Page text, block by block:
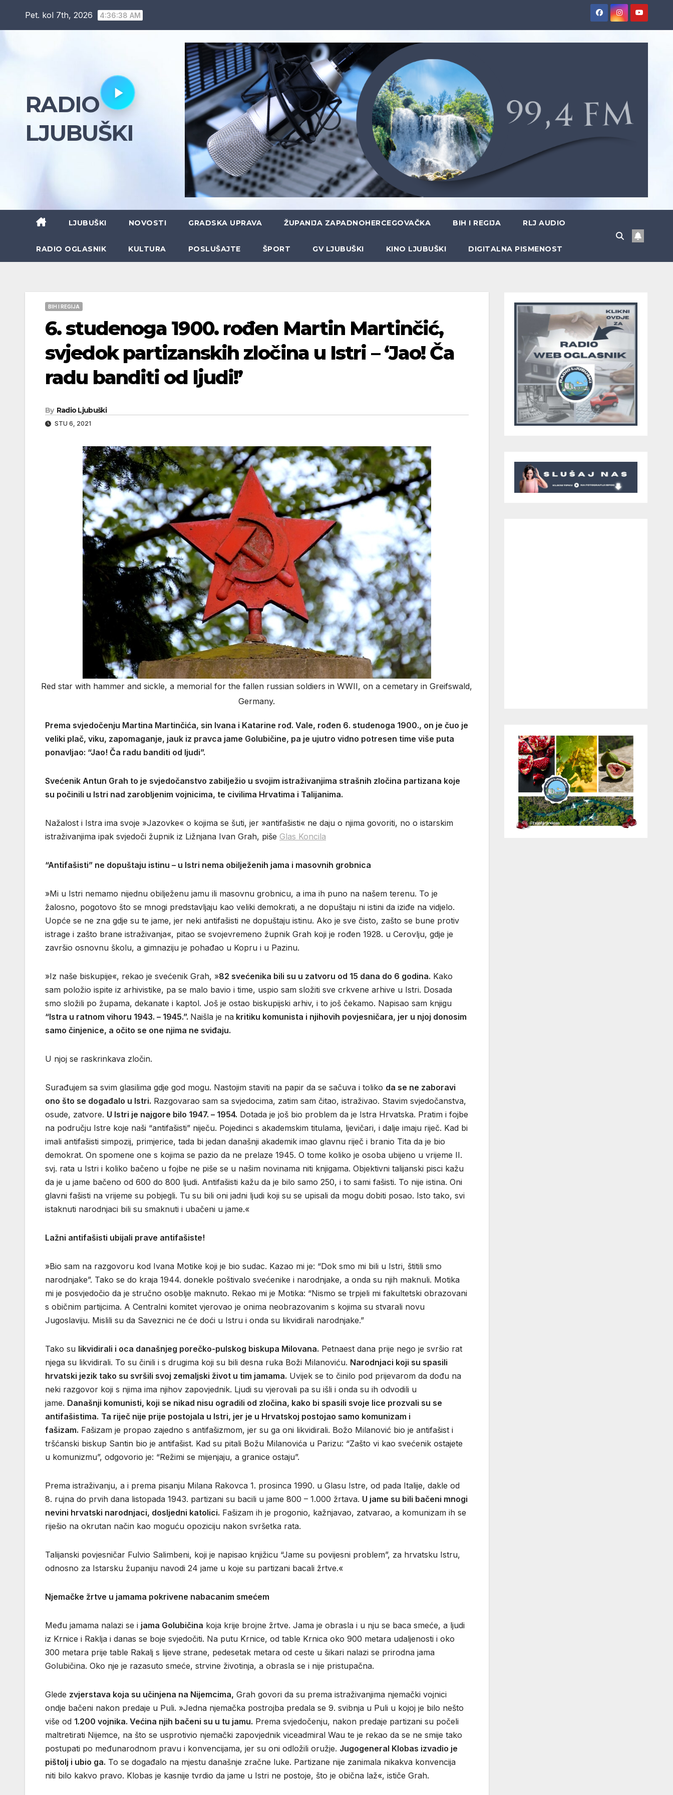
Pet. kol 7th, 2026 4:36:40 AM
RADIO
LJUBUŠKI
LJUBUŠKI NOVOSTI GRADSKA UPRAVA ŽUPANIJA ZAPADNOHERCEGOVAČKA BIH I REGIJA RLJ AUDIO
RADIO OGLASNIK KULTURA POSLUŠAJTE ŠPORT GV LJUBUŠKI KINO LJUBUŠKI DIGITALNA PISMENOST
BIH I REGIJA
6. studenoga 1900. rođen Martin Martinčić,
svjedok partizanskih zločina u Istri – ‘Jao! Ča
radu banditi od ljudi!’
By Radio Ljubuški
STU 6, 2021
Red star with hammer and sickle, a memorial for the fallen russian soldiers in WWII, on a cemetary in Greifswald,
Germany.
Prema svjedočenju Martina Martinčića, sin Ivana i Katarine rođ. Vale, rođen 6. studenoga 1900., on je čuo je
veliki plač, viku, zapomaganje, jauk iz pravca jame Golubičine, pa je ujutro vidno potresen time više puta
ponavljao: “Jao! Ča radu banditi od ljudi”.
Svećenik Antun Grah to je svjedočanstvo zabilježio u svojim istraživanjima strašnih zločina partizana koje
su počinili u Istri nad zarobljenim vojnicima, te civilima Hrvatima i Talijanima.
Nažalost i Istra ima svoje »Jazovke« o kojima se šuti, jer »antifašisti« ne daju o njima govoriti, no o istarskim
istraživanjima ipak svjedoči župnik iz Ližnjana Ivan Grah, piše Glas Koncila
“Antifašisti” ne dopuštaju istinu – u Istri nema obilježenih jama i masovnih grobnica
»Mi u Istri nemamo nijednu obilježenu jamu ili masovnu grobnicu, a ima ih puno na našem terenu. To je
žalosno, pogotovo što se mnogi predstavljaju kao veliki demokrati, a ne dopuštaju ni istini da iziđe na vidjelo.
Uopće se ne zna gdje su te jame, jer neki antifašisti ne dopuštaju istinu. Ako je sve čisto, zašto se bune protiv
istrage i zašto brane istraživanja«, pitao se svojevremeno župnik Grah koji je rođen 1928. u Cerovlju, gdje je
završio osnovnu školu, a gimnaziju je pohađao u Kopru i u Pazinu.
»Iz naše biskupije«, rekao je svećenik Grah, »82 svećenika bili su u zatvoru od 15 dana do 6 godina. Kako
sam položio ispite iz arhivistike, pa se malo bavio i time, uspio sam složiti sve crkvene arhive u Istri. Dosada
smo složili po župama, dekanate i kaptol. Još je ostao biskupijski arhiv, i to još čekamo. Napisao sam knjigu
“Istra u ratnom vihoru 1943. – 1945.”. Naišla je na kritiku komunista i njihovih povjesničara, jer u njoj donosim
samo činjenice, a očito se one njima ne sviđaju.
U njoj se raskrinkava zločin.
Surađujem sa svim glasilima gdje god mogu. Nastojim staviti na papir da se sačuva i toliko da se ne zaboravi
ono što se događalo u Istri. Razgovarao sam sa svjedocima, zatim sam čitao, istraživao. Stavim svjedočanstva,
osude, zatvore. U Istri je najgore bilo 1947. – 1954. Dotada je još bio problem da je Istra Hrvatska. Pratim i fojbe
na području Istre koje naši “antifašisti” niječu. Pojedinci s akademskim titulama, ljevičari, i dalje imaju riječ. Kad bi
imali antifašisti simpozij, primjerice, tada bi jedan današnji akademik imao glavnu riječ i branio Tita da je bio
demokrat. On spomene one s kojima se pazio da ne prelaze 1945. O tome koliko je osoba ubijeno u vrijeme II.
svj. rata u Istri i koliko bačeno u fojbe ne piše se u našim novinama niti knjigama. Objektivni talijanski pisci kažu
da je u jame bačeno od 600 do 800 ljudi. Antifašisti kažu da je bilo samo 250, i to sami fašisti. To nije istina. Oni
glavni fašisti na vrijeme su pobjegli. Tu su bili oni jadni ljudi koji su se upisali da mogu dobiti posao. Isto tako, svi
istaknuti narodnjaci bili su smaknuti i ubačeni u jame.«
Lažni antifašisti ubijali prave antifašiste!
»Bio sam na razgovoru kod Ivana Motike koji je bio sudac. Kazao mi je: “Dok smo mi bili u Istri, štitili smo
narodnjake”. Tako se do kraja 1944. donekle poštivalo svećenike i narodnjake, a onda su njih maknuli. Motika
mi je posvjedočio da je stručno osoblje maknuto. Rekao mi je Motika: “Nismo se trpjeli mi fakultetski obrazovani
s običnim partijcima. A Centralni komitet vjerovao je onima neobrazovanim s kojima su stvarali novu
Jugoslaviju. Mislili su da Saveznici ne će doći u Istru i onda su likvidirali narodnjake.”
Tako su likvidirali i oca današnjeg porečko-pulskog biskupa Milovana. Petnaest dana prije nego je svršio rat
njega su likvidirali. To su činili i s drugima koji su bili desna ruka Boži Milanoviću. Narodnjaci koji su spasili
hrvatski jezik tako su svršili svoj zemaljski život u tim jamama. Uvijek se to činilo pod prijevarom da dođu na
neki razgovor koji s njima ima njihov zapovjednik. Ljudi su vjerovali pa su išli i onda su ih odvodili u
jame. Današnji komunisti, koji se nikad nisu ogradili od zločina, kako bi spasili svoje lice prozvali su se
antifašistima. Ta riječ nije prije postojala u Istri, jer je u Hrvatskoj postojao samo komunizam i
fašizam. Fašizam je propao zajedno s antifašizmom, jer su ga oni likvidirali. Božo Milanović bio je antifašist i
tršćanski biskup Santin bio je antifašist. Kad su pitali Božu Milanovića u Parizu: “Zašto vi kao svećenik ostajete
u komunizmu”, odgovorio je: “Režimi se mijenjaju, a granice ostaju”.
Prema istraživanju, a i prema pisanju Milana Rakovca 1. prosinca 1990. u Glasu Istre, od pada Italije, dakle od
8. rujna do prvih dana listopada 1943. partizani su bacili u jame 800 – 1.000 žrtava. U jame su bili bačeni mnogi
nevini hrvatski narodnjaci, dosljedni katolici. Fašizam ih je progonio, kažnjavao, zatvarao, a komunizam ih se
riješio na okrutan način kao moguću opoziciju nakon svršetka rata.
Talijanski povjesničar Fulvio Salimbeni, koji je napisao knjižicu “Jame su povijesni problem”, za hrvatsku Istru,
odnosno za Istarsku županiju navodi 24 jame u koje su partizani bacali žrtve.«
Njemačke žrtve u jamama pokrivene nabacanim smećem
Među jamama nalazi se i jama Golubičina koja krije brojne žrtve. Jama je obrasla i u nju se baca smeće, a ljudi
iz Krnice i Raklja i danas se boje svjedočiti. Na putu Krnice, od table Krnica oko 900 metara udaljenosti i oko
300 metara prije table Rakalj s lijeve strane, pedesetak metara od ceste u šikari nalazi se prirodna jama
Golubičina. Oko nje je razasuto smeće, strvine životinja, a obrasla se i nije pristupačna.
Glede zvjerstava koja su učinjena na Nijemcima, Grah govori da su prema istraživanjima njemački vojnici
ondje bačeni nakon predaje u Puli. »Jedna njemačka postrojba predala se 9. svibnja u Puli u kojoj je bilo nešto
više od 1.200 vojnika. Većina njih bačeni su u tu jamu. Prema svjedočenju, nakon predaje partizani su počeli
maltretirati Nijemce, na što se usprotivio njemački zapovjednik viceadmiral Wau te je rekao da se ne smije tako
postupati po međunarodnom pravu i konvencijama, jer su oni odložili oružje. Jugogeneral Klobas izvadio je
pištolj i ubio ga. To se događalo na mjestu današnje zračne luke. Partizane nije zanimala nikakva konvencija
niti bilo kakvo pravo. Klobas je kasnije tvrdio da jame u Istri ne postoje, što je obična laž«, ističe Grah.